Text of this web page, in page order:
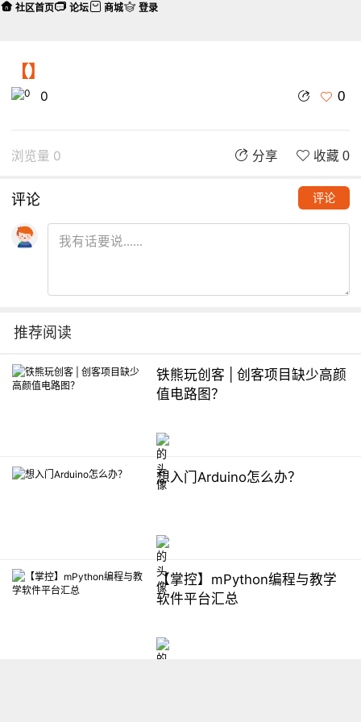
【】
0 0
浏览量 0 分享 收藏 0
评论 评论
推荐阅读
铁熊玩创客 | 创客项目缺少高颜
值电路图？
想入门Arduino怎么办？
【掌控】mPython编程与教学
软件平台汇总
社区首页 论坛 商城 登录